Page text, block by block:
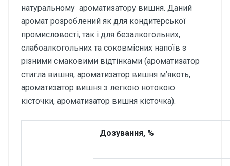
натуральному ароматизатору вишня. Даний
аромат розроблений як для кондитерської
промисловості, так і для безалкогольних,
слабоалкогольних та соковмісних напоїв з
різними смаковими відтінками (ароматизатор
стигла вишня, ароматизатор вишня м’якоть,
ароматизатор вишня з легкою нотокою
кісточки, ароматизатор вишня кісточка).
Дозування, %